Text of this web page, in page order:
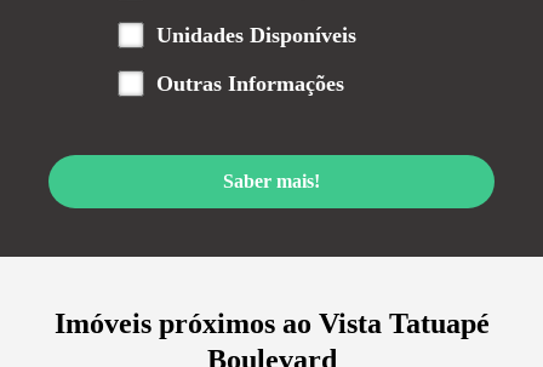
Unidades Disponíveis
Outras Informações
Saber mais!
Imóveis próximos ao Vista Tatuapé
Boulevard